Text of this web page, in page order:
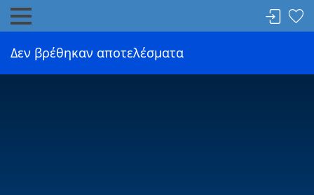
Δεν βρέθηκαν αποτελέσματα